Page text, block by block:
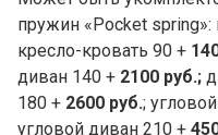
пружин «Pocket spring»:
кресло-кровать 90 +
диван 140 + 2100 руб.;
180 + 2600 руб.; угловой
угловой диван 210 +